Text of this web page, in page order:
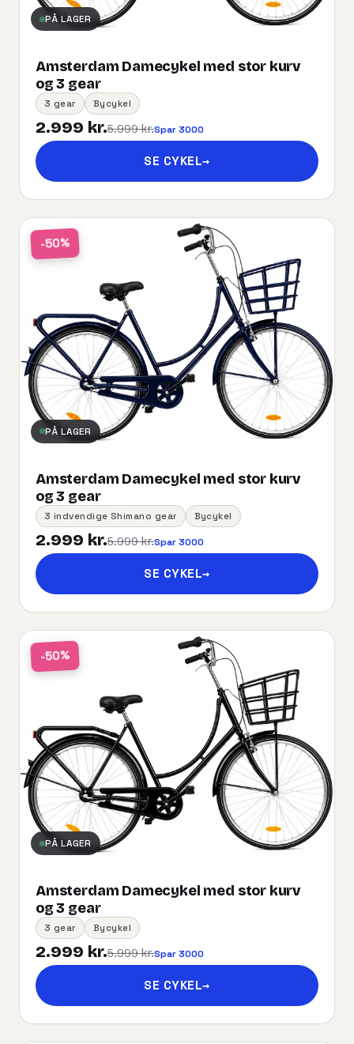
PÅ LAGER
Amsterdam Damecykel med stor kurv
og 3 gear
3 gear Bycykel
2.999 kr.5.999 kr.Spar 3000
SE CYKEL→
-50%
PÅ LAGER
Amsterdam Damecykel med stor kurv
og 3 gear
3 indvendige Shimano gear Bycykel
2.999 kr.5.999 kr.Spar 3000
SE CYKEL→
-50%
PÅ LAGER
Amsterdam Damecykel med stor kurv
og 3 gear
3 gear Bycykel
2.999 kr.5.999 kr.Spar 3000
SE CYKEL→